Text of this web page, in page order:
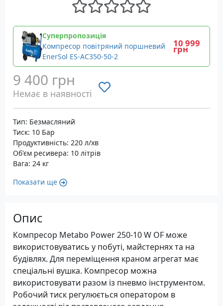
Суперпропозиція
Компресор повітряний поршневий
EnerSol ES-AC350-50-2
10 999
грн
9 400 грн
Немає в наявності
Тип: Безмасляний
Тиск: 10 Бар
Продуктивність: 220 л/хв
Об'єм ресивера: 10 літрів
Вага: 24 кг
Показати ще
Опис
Компресор Metabo Power 250-10 W OF може
використовуватись у побуті, майстернях та на
будівлях. Для переміщення краном агрегат має
спеціальні вушка. Компресор можна
використовувати разом із пневмо інструментом.
Робочий тиск регулюється оператором в